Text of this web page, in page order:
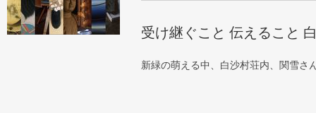
受け継ぐこと 伝えること
新緑の萌える中、白沙村荘内、関雪さ